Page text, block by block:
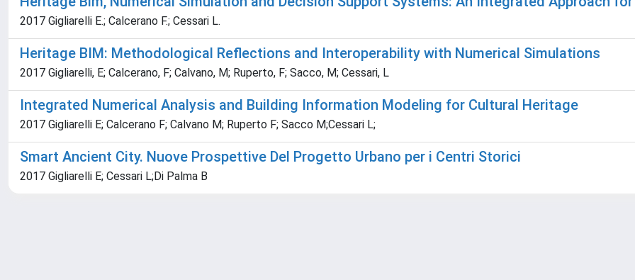
2017 Gigliarelli E.; Calcerano F.; Cessari L.
Heritage BIM: Methodological Reflections and Interoperability with Numerical Simulations
2017 Gigliarelli, E; Calcerano, F; Calvano, M; Ruperto, F; Sacco, M; Cessari, L
Integrated Numerical Analysis and Building Information Modeling for Cultural Heritage
2017 Gigliarelli E; Calcerano F; Calvano M; Ruperto F; Sacco M;Cessari L;
Smart Ancient City. Nuove Prospettive Del Progetto Urbano per i Centri Storici
2017 Gigliarelli E; Cessari L;Di Palma B